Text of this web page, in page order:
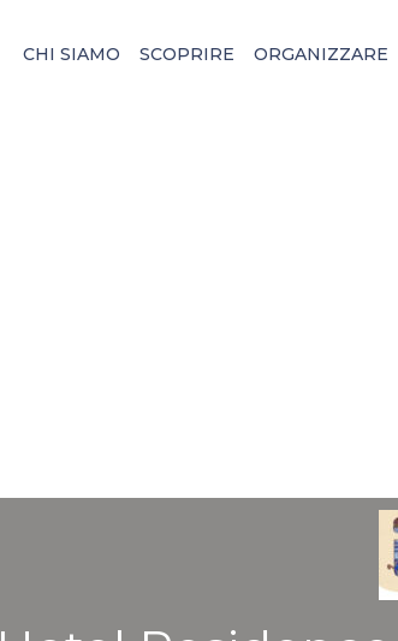
CHI SIAMO SCOPRIRE ORGANIZZARE